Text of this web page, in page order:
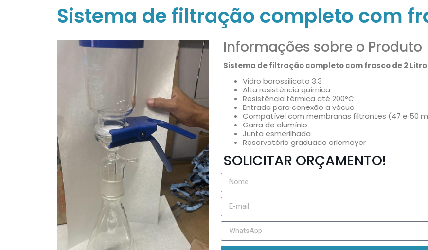
Sistema de filtração completo com
Informações sobre o Produto
Sistema de filtração completo com frasco de 2
Vidro borossilicato 3.3
Alta resistência química
Resistência térmica até 200°C
Entrada para conexão a vácuo
Compatível com membranas filtrantes (47 e 50
Garra de alumínio
Junta esmerilhada
Reservatório graduado erlemeyer
SOLICITAR ORÇAMENTO!